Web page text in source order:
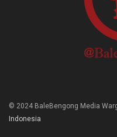
© 2024 BaleBengong Media
Indonesia